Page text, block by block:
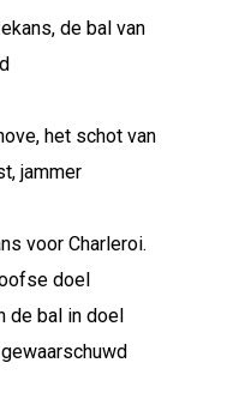
de bal van
het schot van
jammer
voor Charleroi.
doel
de bal in doel